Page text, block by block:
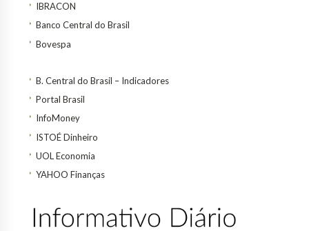
IBRACON
Banco Central do Brasil
Bovespa
B. Central do Brasil – Indicadores
Portal Brasil
InfoMoney
ISTOÉ Dinheiro
UOL Economia
YAHOO Finanças